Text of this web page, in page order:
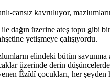
cansız kavruluyor,
dağın üzerine ateş topu gibi
yetişmeye çalışıyordu.
elindeki bütün savunma
üzerinde derin
Êzîdî çocukları, her